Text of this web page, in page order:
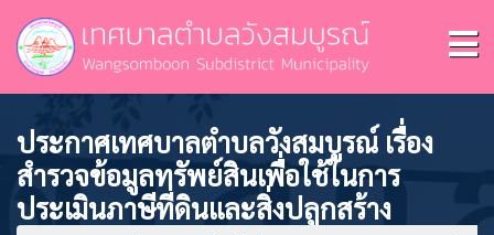
ประกาศเทศบาลตำบลวังสมบูรณ์ เรื่อง
สำรวจข้อมูลทรัพย์สินเพื่อใช้ในการ
ประเมินภาษีที่ดินและสิ่งปลูกสร้าง